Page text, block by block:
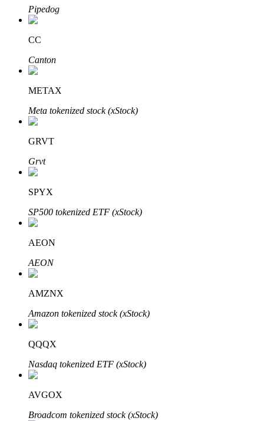
Raih keuntungan jangka panjang dan kepentingan fleksibel
Pelajari Staking
Pelajari tentang mendapatkan penghasilan pasif
Pipedog
CC
Canton
METAX
Meta tokenized stock (xStock)
GRVT
Grvt
SPYX
SP500 tokenized ETF (xStock)
AEON
AEON
AMZNX
Amazon tokenized stock (xStock)
QQQX
Nasdaq tokenized ETF (xStock)
AVGOX
Broadcom tokenized stock (xStock)